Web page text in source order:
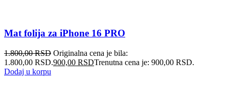
Mat folija za iPhone 16 PRO
1.800,00RSD Originalna cena je bila:
1.800,00 RSD.900,00 RSDTrenutna cena je: 900,00 RSD.
Dodaj u korpu